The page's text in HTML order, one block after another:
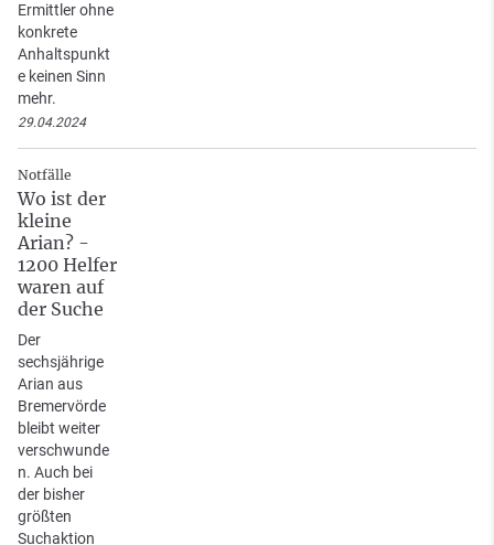
Ermittler ohne
konkrete
Anhaltspunkt
e keinen Sinn
mehr.
29.04.2024
Notfälle
Wo ist der
kleine
Arian? -
1200 Helfer
waren auf
der Suche
Der
sechsjährige
Arian aus
Bremervörde
bleibt weiter
verschwunde
n. Auch bei
der bisher
größten
Suchaktion